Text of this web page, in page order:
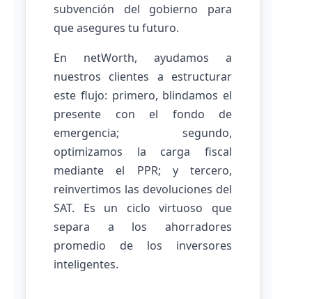
subvención del gobierno para
que asegures tu futuro.
En netWorth, ayudamos a
nuestros clientes a estructurar
este flujo: primero, blindamos el
presente con el fondo de
emergencia; segundo,
optimizamos la carga fiscal
mediante el PPR; y tercero,
reinvertimos las devoluciones del
SAT. Es un ciclo virtuoso que
separa a los ahorradores
promedio de los inversores
inteligentes.